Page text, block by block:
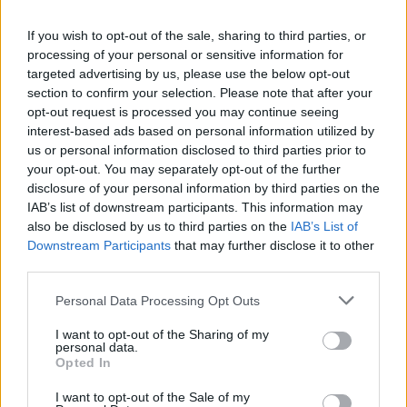
If you wish to opt-out of the sale, sharing to third parties, or
processing of your personal or sensitive information for
targeted advertising by us, please use the below opt-out
section to confirm your selection. Please note that after your
opt-out request is processed you may continue seeing
interest-based ads based on personal information utilized by
us or personal information disclosed to third parties prior to
your opt-out. You may separately opt-out of the further
disclosure of your personal information by third parties on the
IAB’s list of downstream participants. This information may
also be disclosed by us to third parties on the IAB’s List of
Downstream Participants that may further disclose it to other
Personal Data Processing Opt Outs
I want to opt-out of the Sharing of my
personal data.
Opted In
I want to opt-out of the Sale of my
ΔΕΙΤΕ ΕΠΙΣΗΣ
ΣΤΗΝ ΙΔΙΑ ΚΑΤΗΓΟΡΙΑ
Κατερίνα Παπουτσάκη: Ποζάρει
θάλασσα σε καλοκαιρινή
Η ηθοποιός μοιράστηκε στιγμές από την